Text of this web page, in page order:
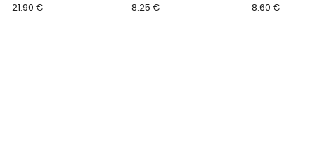
gélové vankúšiky sada
21.90 €
M/L
8.25 €
ks
8.60 €